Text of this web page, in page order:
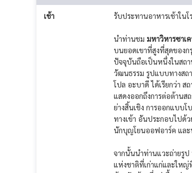
เช้า รับประทานอาหารเช้าในโ
นำท่านชม มหาวิหารซาเ
บนยอดเขาที่สูงที่สุดของก
ปัจจุบันถือเป็นหนึ่งในสถา
วัฒนธรรม รูปแบบทางสถ
โปล อะบาดี ได้เรียกว่า
แสดงออกถึงการต่อต้านส
ย่างสิ้นเชิง การออกแบบ
ทางเข้า อันประกอบไปด้
นักบุญโยนออฟอาร์ค และ
จากนั้นนำท่านแวะถ่ายรูป
แห่งชาติที่เก่าแก่และใหญ่